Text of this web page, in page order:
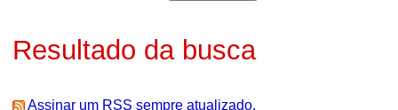
Resultado da busca
Assinar um RSS sempre atualizado.